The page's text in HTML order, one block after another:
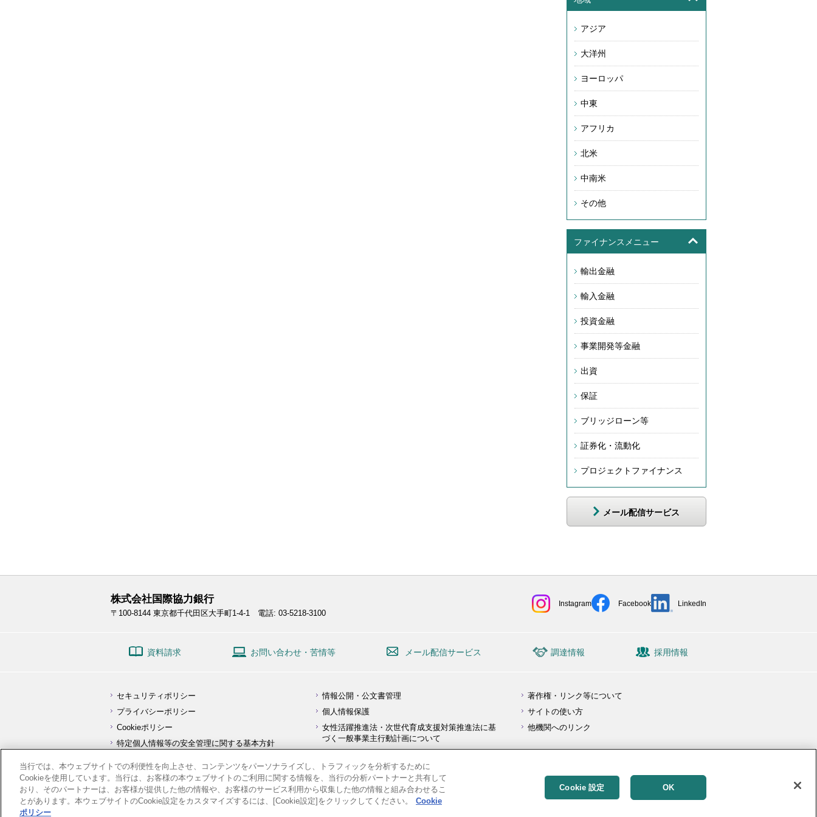
アジア
大洋州
ヨーロッパ
中東
アフリカ
北米
中南米
その他
ファイナンスメニュー
輸出金融
輸入金融
投資金融
事業開発等金融
出資
保証
ブリッジローン等
証券化・流動化
プロジェクトファイナンス
メール配信サービス
株式会社国際協力銀行
〒100-8144 東京都千代田区大手町1-4-1 電話: 03-5218-3100
Instagram Facebook LinkedIn
資料請求 お問い合わせ・苦情等 メール配信サービス 調達情報 採用情報
セキュリティポリシー
プライバシーポリシー
Cookieポリシー
特定個人情報等の安全管理に関する基本方針
利益相反管理方針の概要
情報公開・公文書管理
個人情報保護
女性活躍推進法・次世代育成支援対策推進法に基
づく一般事業主行動計画について
要領
著作権・リンク等について
サイトの使い方
他機関へのリンク
当行では、本ウェブサイトでの利便性を向上させ、コンテンツをパーソナライズし、トラフィックを分析するために
Cookieを使用しています。当行は、お客様の本ウェブサイトのご利用に関する情報を、当行の分析パートナーと共有して
おり、そのパートナーは、お客様が提供した他の情報や、お客様のサービス利用から収集した他の情報と組み合わせるこ
とがあります。本ウェブサイトのCookie設定をカスタマイズするには、[Cookie設定]をクリックしてください。
Cookie
ポリシー
Cookie 設定 OK